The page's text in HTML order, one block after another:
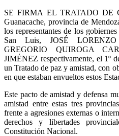
SE FIRMA EL TRATADO DE
Guanacache, provincia de
los representantes de los
San Luis, JOSÉ
GREGORIO QUIROGA
JIMÉNEZ respectivamente, el 1º
un Tratado de paz y amistad, con
en que estaban envueltos estos
Este pacto de amistad y defensa
amistad entre estas tres
frente a agresiones externas o
derechos y libertades
Constitución Nacional.